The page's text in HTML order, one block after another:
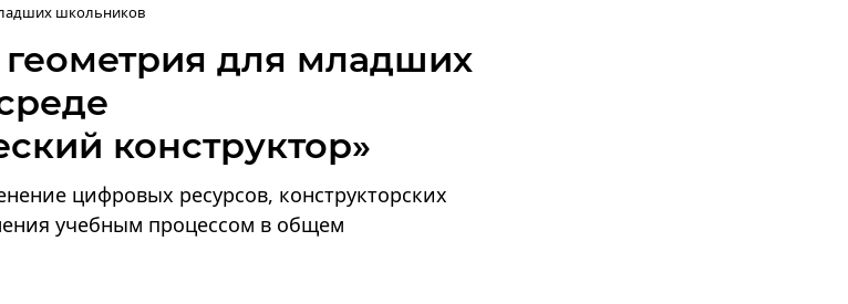
школьников
для младших
конструктор»
цифровых ресурсов, конструкторских
учебным процессом в общем